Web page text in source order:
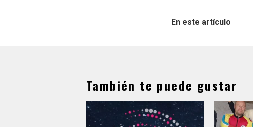
En este artículo
También te puede gustar